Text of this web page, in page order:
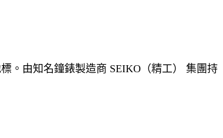
。由知名鐘錶製造商 SEIKO（精工） 集團持